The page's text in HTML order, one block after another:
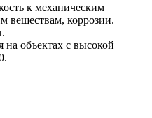
к механическим
веществам, коррозии.
объектах с высокой